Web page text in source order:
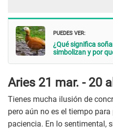
PUEDES VER:
¿Qué significa
simbolizan y por
Aries 21 mar. - 20
Tienes mucha ilusión de
pero aún no es el tiempo
paciencia. En lo sentimental,